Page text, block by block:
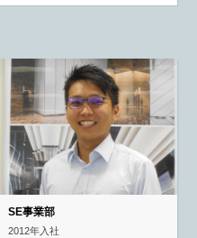
SE事業部
2012年入社